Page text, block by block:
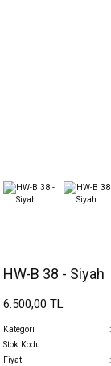
HW-B 38 - Siyah
6.500,00 TL
Kategori
Stok Kodu
Fiyat